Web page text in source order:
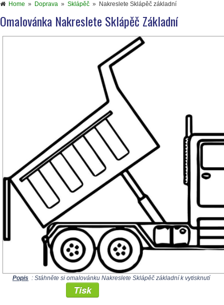
Home » Doprava » Sklápěč » Nakreslete Sklápěč základní
Omalovánka Nakreslete Sklápěč Základní
Popis : Stáhněte si omalovánku Nakreslete Sklápěč základní k vytisknutí
Tisk